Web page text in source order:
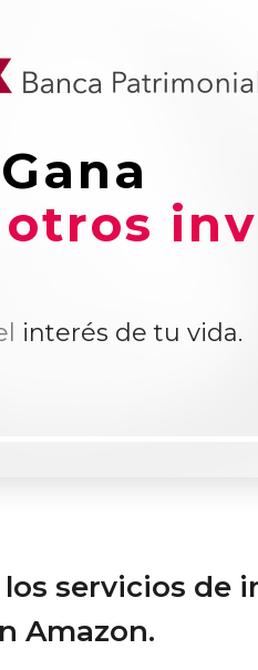
Gana
otros
interés de tu vida.
servicios de
Amazon.